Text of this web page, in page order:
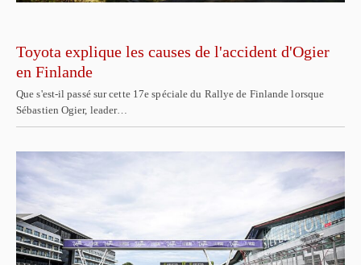
Toyota explique les causes de l'accident d'Ogier
en Finlande
Que s'est-il passé sur cette 17e spéciale du Rallye de Finlande lorsque
Sébastien Ogier, leader…